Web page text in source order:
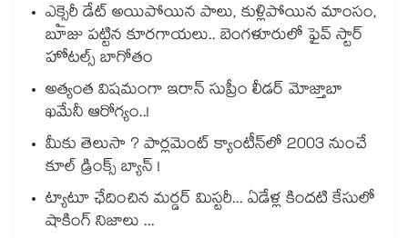
ఎక్సైరీ డేట్ అయిపోయిన పాలు, కుళ్లిపోయిన మాంసం,
బూజు పట్టిన కూరగాయలు.. బెంగళూరులో ఫైవ్ స్టార్
హోటల్స్ బాగోతం
అత్యంత విషమంగా ఇరాన్ సుప్రీం లీడర్ మోజ్తాబా
ఖమేనీ ఆరోగ్యం..!
మీకు తెలుసా ? పార్లమెంట్ క్యాంటీన్⁪లో 2003 నుంచే
కూల్ డ్రింక్స్ బ్యాన్ !
ట్యాటూ ఛేదించిన మర్డర్ మిస్టరీ... ఏడేళ్ల కిందటి కేసులో
షాకింగ్ నిజాలు ...